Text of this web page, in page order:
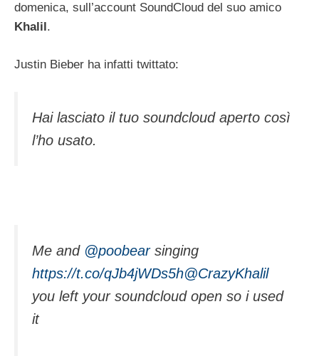
domenica, sull’account SoundCloud del suo amico
Khalil .
Justin Bieber ha infatti twittato:
Hai lasciato il tuo soundcloud aperto così
l’ho usato.
Me and @poobearsinging
https://t.co/qJb4jWDs5h@CrazyKhalil
you left your soundcloud open so i used
it